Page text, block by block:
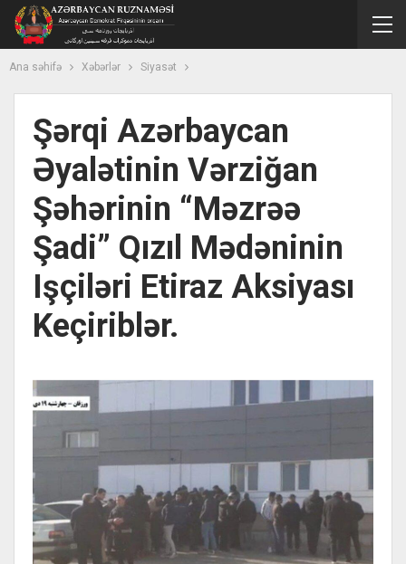
Ana səhifə Xəbərlər Siyasət
Şərqi Azərbaycan
Əyalətinin Vərziğan
Şəhərinin “Məzrəə
Şadi” Qızıl Mədəninin
Işçiləri Etiraz Aksiyası
Keçiriblər.